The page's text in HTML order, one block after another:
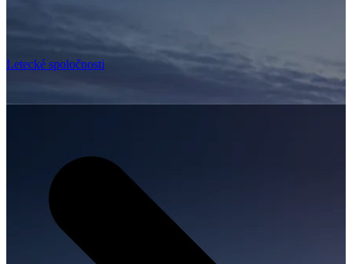
Letecké spoločnosti